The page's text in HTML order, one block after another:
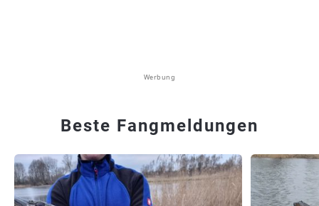
Werbung
Beste Fangmeldungen